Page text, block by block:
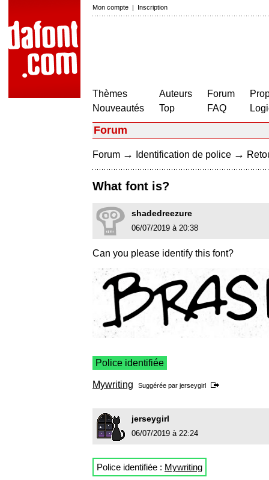
Mon compte | Inscription
Thèmes
Nouveautés
Auteurs
Top
Forum
FAQ
Forum
Forum → Identification de police →
What font is?
shadedreezure
06/07/2019 à 20:38
Can you please identify this font?
Police identifiée
Mywriting Suggérée par jerseygirl
jerseygirl
06/07/2019 à 22:24
Police identifiée : Mywriting